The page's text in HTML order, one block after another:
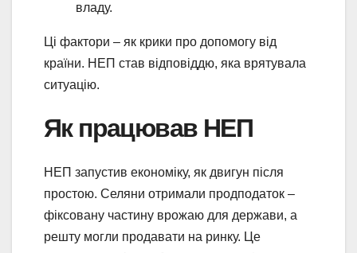
владу.
Ці фактори – як крики про допомогу від
країни. НЕП став відповіддю, яка врятувала
ситуацію.
Як працював НЕП
НЕП запустив економіку, як двигун після
простою. Селяни отримали продподаток –
фіксовану частину врожаю для держави, а
решту могли продавати на ринку. Це